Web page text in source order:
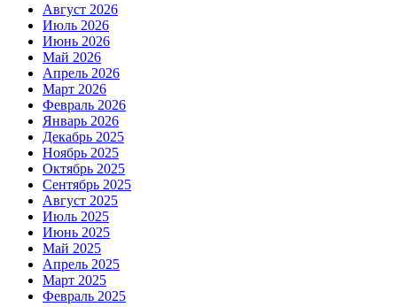
Август 2026
Июль 2026
Июнь 2026
Май 2026
Апрель 2026
Март 2026
Февраль 2026
Январь 2026
Декабрь 2025
Ноябрь 2025
Октябрь 2025
Сентябрь 2025
Август 2025
Июль 2025
Июнь 2025
Май 2025
Апрель 2025
Март 2025
Февраль 2025